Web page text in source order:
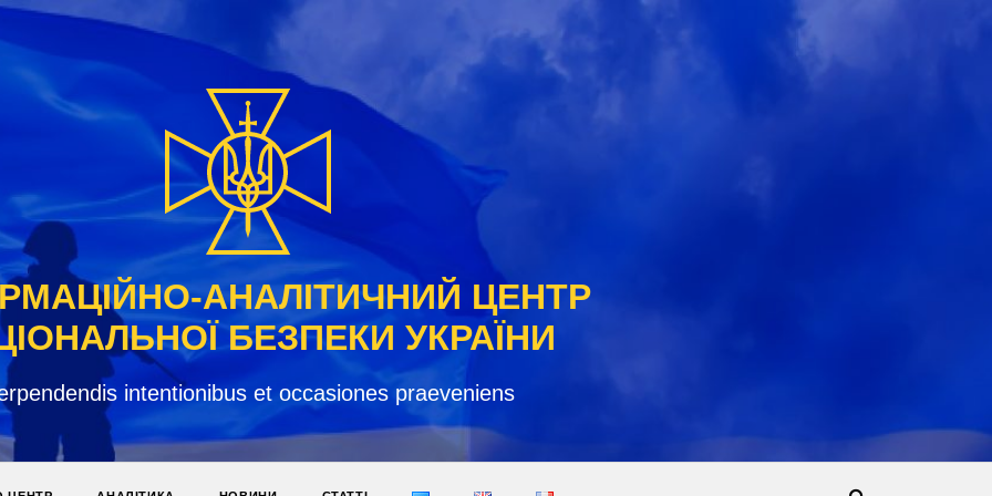
АНАЛІТИЧНИЙ ЦЕНТР
БЕЗПЕКИ УКРАЇНИ
intentionibus et occasiones praeveniens